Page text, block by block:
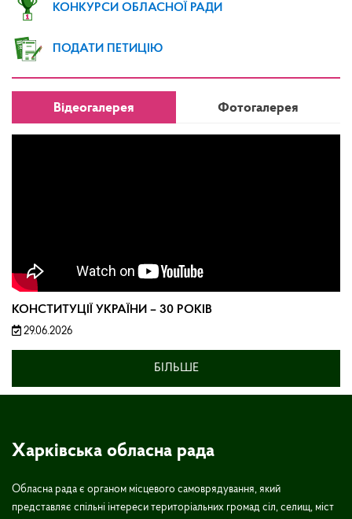
КОНКУРСИ ОБЛАСНОЇ РАДИ
ПОДАТИ ПЕТИЦІЮ
Відеогалерея Фотогалерея
КОНСТИТУЦІЇ УКРАЇНИ – 30 РОКІВ
29.06.2026
БІЛЬШЕ
Харківська обласна рада
Обласна рада є органом місцевого самоврядування, який
представляє спільні інтереси територіальних громад сіл, селищ, міст